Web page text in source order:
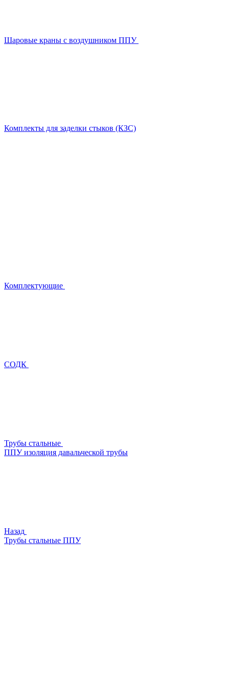
Шаровые краны с воздушником ППУ
Комплекты для заделки стыков (КЗС)
Комплектующие
СОДК
Трубы стальные
ППУ изоляция давальческой трубы
Назад
Трубы стальные ППУ